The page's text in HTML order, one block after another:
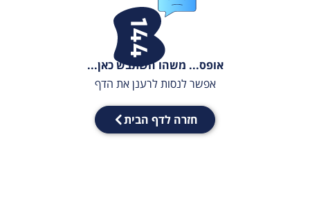
אופס... משהו השתבש כאן...
אפשר לנסות לרענן את הדף
חזרה לדף הבית